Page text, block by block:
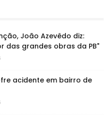
João Azevêdo diz:
das grandes obras da PB"
acidente em bairro de